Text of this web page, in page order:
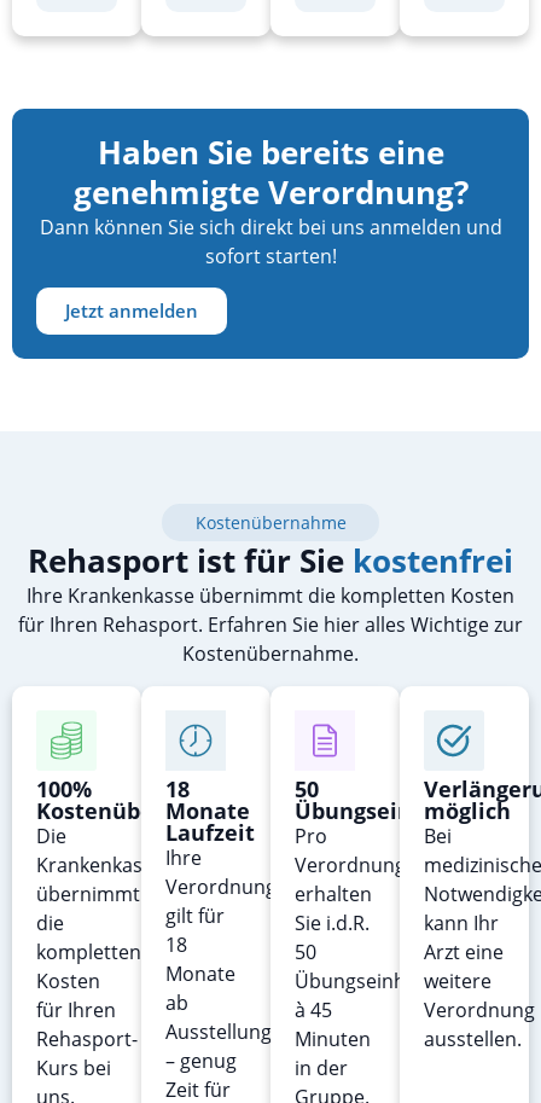
Haben Sie bereits eine
genehmigte Verordnung?
Dann können Sie sich direkt bei uns anmelden und
sofort starten!
Jetzt anmelden
Kostenübernahme
Rehasport ist für Sie kostenfrei
Ihre Krankenkasse übernimmt die kompletten Kosten
für Ihren Rehasport. Erfahren Sie hier alles Wichtige zur
Kostenübernahme.
100%
Kostenübernahme
Die
Krankenkasse
übernimmt
die
kompletten
Kosten
für Ihren
Rehasport-
Kurs bei
uns.
18
Monate
Laufzeit
Ihre
Verordnung
gilt für
18
Monate
ab
Ausstellungsdatum
– genug
Zeit für
50
Übungseinheiten
Pro
Verordnung
erhalten
Sie i.d.R.
50
Übungseinheiten
à 45
Minuten
in der
Gruppe.
möglich
Bei
kann Ihr
Arzt eine
weitere
Verordnung
ausstellen.